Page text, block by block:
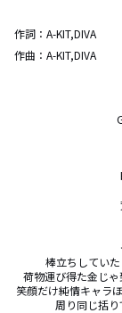
作詞： A-KIT,DIVA
作曲： A-KIT,DIVA
棒立ちしてい
荷物運び得た金じ
笑顔だけ純情キャラ
周り同じ括